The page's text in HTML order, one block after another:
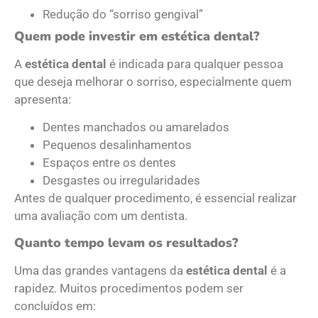
Redução do “sorriso gengival”
Quem pode investir em estética dental?
A estética dental é indicada para qualquer pessoa
que deseja melhorar o sorriso, especialmente quem
apresenta:
Dentes manchados ou amarelados
Pequenos desalinhamentos
Espaços entre os dentes
Desgastes ou irregularidades
Antes de qualquer procedimento, é essencial realizar
uma avaliação com um dentista.
Quanto tempo levam os resultados?
Uma das grandes vantagens da estética dental é a
rapidez. Muitos procedimentos podem ser
concluídos em: